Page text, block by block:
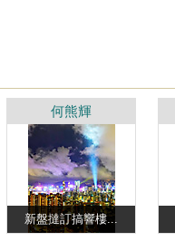
何熊輝
新盤撻訂搞響樓...